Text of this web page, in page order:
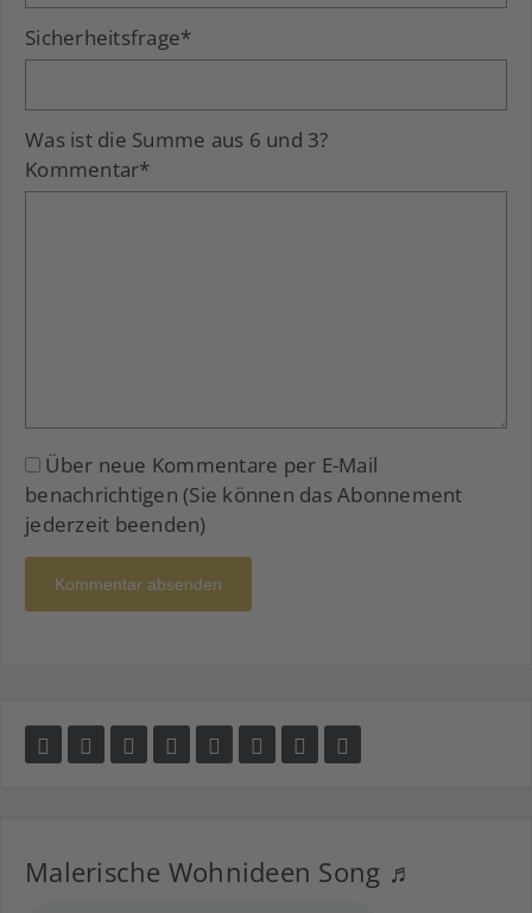
Sicherheitsfrage*
Was ist die Summe aus 6 und 3?
Kommentar*
Über neue Kommentare per E-Mail
benachrichtigen (Sie können das Abonnement
jederzeit beenden)
Kommentar absenden
Malerische Wohnideen Song ♬